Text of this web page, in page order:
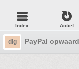
Index Actief
dig PayPal